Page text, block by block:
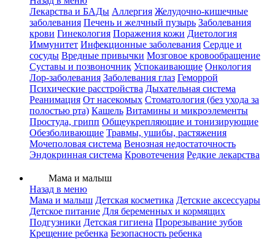
Лекарства и БАДы Аллергия Желудочно-кишечные
заболевания Печень и желчный пузырь Заболевания
крови Гинекология Поражения кожи Диетология
Иммунитет Инфекционные заболевания Сердце и
сосуды Вредные привычки Мозговое кровообращение
Суставы и позвоночник Успокаивающие Онкология
Лор-заболевания Заболевания глаз Геморрой
Психические расстройства Дыхательная система
Реанимация От насекомых Стоматология (без ухода за
полостью рта) Кашель Витамины и микроэлементы
Простуда, грипп Общеукрепляющие и тонизирующие
Обезболивающие Травмы, ушибы, растяжения
Мочеполовая система Венозная недостаточность
Эндокринная система Кровотечения Редкие лекарства
Мама и малыш
Назад в меню
Мама и малыш Детская косметика Детские аксессуары
Детское питание Для беременных и кормящих
Подгузники Детская гигиена Прорезывание зубов
Крещение ребенка Безопасность ребенка